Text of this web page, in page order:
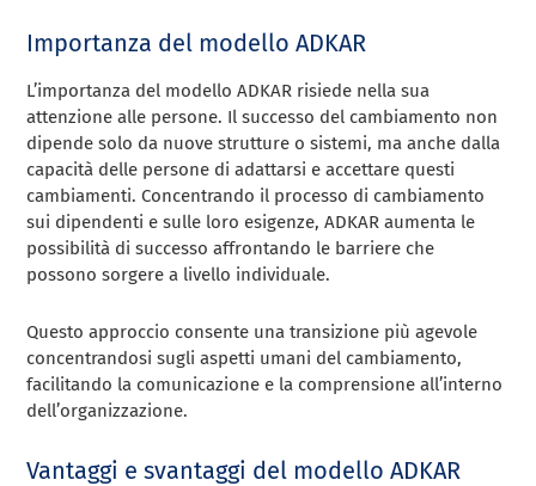
Importanza del modello ADKAR
L’importanza del modello ADKAR risiede nella sua
attenzione alle persone. Il successo del cambiamento non
dipende solo da nuove strutture o sistemi, ma anche dalla
capacità delle persone di adattarsi e accettare questi
cambiamenti. Concentrando il processo di cambiamento
sui dipendenti e sulle loro esigenze, ADKAR aumenta le
possibilità di successo affrontando le barriere che
possono sorgere a livello individuale.
Questo approccio consente una transizione più agevole
concentrandosi sugli aspetti umani del cambiamento,
facilitando la comunicazione e la comprensione all’interno
dell’organizzazione.
Vantaggi e svantaggi del modello ADKAR